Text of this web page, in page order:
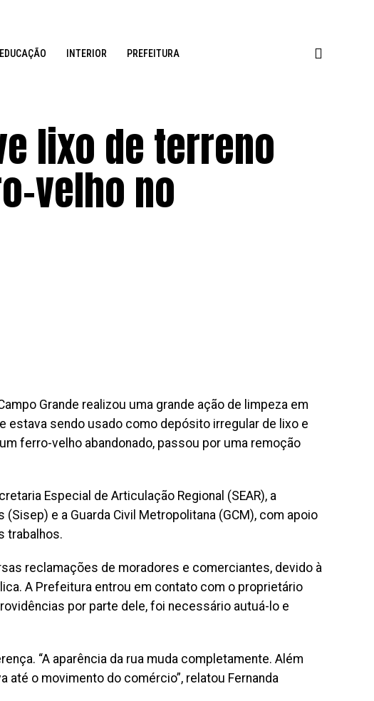
EDUCAÇÃO INTERIOR PREFEITURA
lixo de terreno
velho no
Grande realizou uma grande ação de limpeza em
estava sendo usado como depósito irregular de lixo e
ferro-velho abandonado, passou por uma remoção
Especial de Articulação Regional (SEAR), a
e a Guarda Civil Metropolitana (GCM), com apoio
trabalhos.
reclamações de moradores e comerciantes, devido à
A Prefeitura entrou em contato com o proprietário
por parte dele, foi necessário autuá-lo e
“A aparência da rua muda completamente. Além
o movimento do comércio”, relatou Fernanda